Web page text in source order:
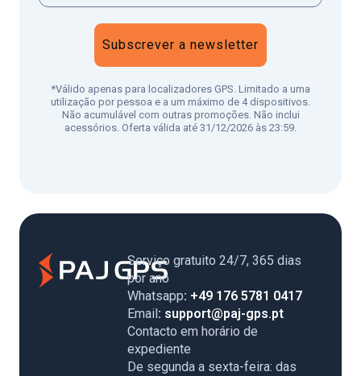
Subscrever a newsletter
*Válido apenas para localizadores GPS. Limitado a uma
utilização por pessoa e a um máximo de 4 dispositivos.
Não acumulável com outras promoções. Não inclui
acessórios. Oferta válida até 31/12/2026 às 23:59.
Serviço gratuito 24/7, 365 dias
por ano
Whatsapp: +49 176 5781 0417
Email : support@paj-gps.pt
Contacto em horário de
expediente
De segunda a sexta-feira: das